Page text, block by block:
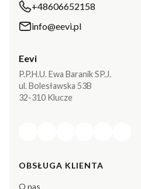
+48606652158
info@eevi.pl
Eevi
P.P.H.U. Ewa Baranik SP.J.
ul. Bolesławska 53B
32-310 Klucze
Linki w stopce
OBSŁUGA KLIENTA
O nas